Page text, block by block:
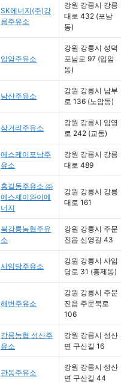
SK에너지(주)강
릉주유소
강원 강릉시 강릉
대로 432 (포남
동)
입암주유소
강원 강릉시 성덕
포남로 97 (입암
동)
남산주유소
강원 강릉시 남부
로 136 (노암동)
삼거리주유소
강원 강릉시 임영
로 242 (교동)
에스케이포남주
유소
강원 강릉시 강릉
대로 489
홍길동주유소 ㈜
에스제이와이에
너지
강원 강릉시 강릉
대로 161
북강릉농협주유
소
강원 강릉시 주문
진읍 신영길 43
사임당주유소
강원 강릉시 사임
당로 31 (홍제동)
해변주유소
강원 강릉시 주문
진읍 주문북로
106
강릉농협 성산주
유소
강원 강릉시 성산
면 구산길 16
관동주유소
강원 강릉시 성산
면 구산길 44